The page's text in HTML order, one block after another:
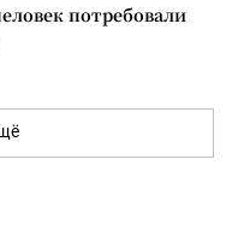
потребовали